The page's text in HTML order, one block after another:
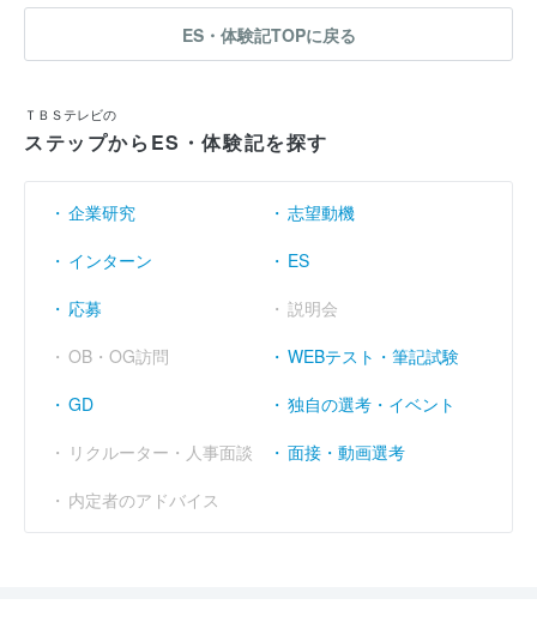
ES・体験記TOPに戻る
ＴＢＳテレビの
ステップからES・体験記を探す
企業研究
志望動機
インターン
ES
応募
説明会
OB・OG訪問
WEBテスト・筆記試験
GD
独自の選考・イベント
リクルーター・人事面談
面接・動画選考
内定者のアドバイス